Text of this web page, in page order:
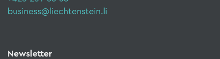
business@liechtenstein.li
Newsletter